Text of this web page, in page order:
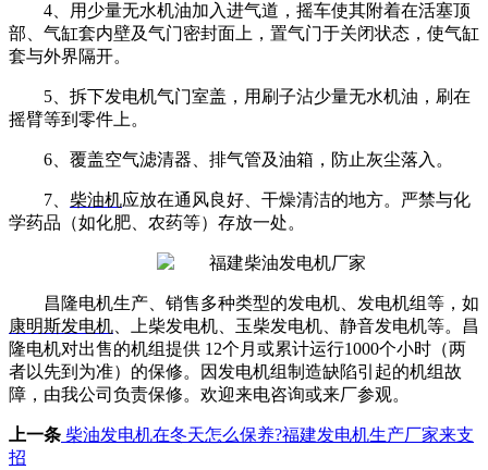
4、用少量无水机油加入进气道，摇车使其附着在活塞顶
部、气缸套内壁及气门密封面上，置气门于关闭状态，使气缸
套与外界隔开。
5、拆下发电机气门室盖，用刷子沾少量无水机油，刷在
摇臂等到零件上。
6、覆盖空气滤清器、排气管及油箱，防止灰尘落入。
7、 柴油机应放在通风良好、干燥清洁的地方。严禁与化
学药品（如化肥、农药等）存放一处。
昌隆电机生产、销售多种类型的发电机、发电机组等，如
康明斯发电机 、上柴发电机、玉柴发电机、静音发电机等。昌
隆电机对出售的机组提供 12个月或累计运行1000个小时（两
者以先到为准）的保修。因发电机组制造缺陷引起的机组故
障，由我公司负责保修。欢迎来电咨询或来厂参观。
上一条 柴油发电机在冬天怎么保养?福建发电机生产厂家来支
招